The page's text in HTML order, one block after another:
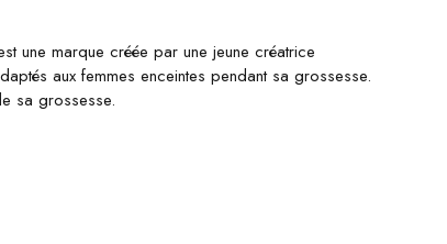
une marque créée par une jeune créatrice
aux femmes enceintes pendant sa grossesse.
sa grossesse.